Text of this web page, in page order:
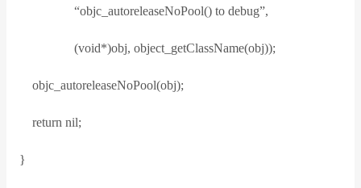
“objc_autoreleaseNoPool() to debug”,
(void*)obj, object_getClassName(obj));
objc_autoreleaseNoPool(obj);
return nil;
}